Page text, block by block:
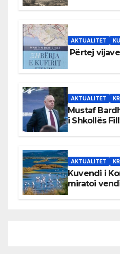
AKTUALITET
Përtej
AKTUALITET
Mustaf
i Shkollës
AKTUALITET
Kuvendi i
miratoi